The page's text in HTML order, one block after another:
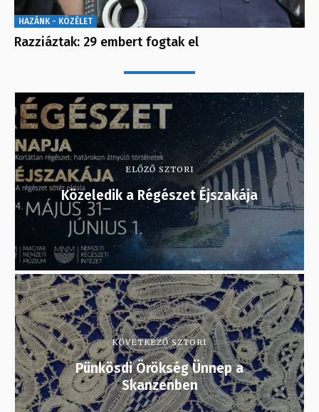
HAZÁNK - KÖZÉLET
Razziáztak: 29 embert fogtak el
ELŐZŐ SZTORI
Közeledik a Régészet Éjszakája
KÖVETKEZŐ SZTORI
Pünkösdi Örökség Ünnep a
Skanzenben